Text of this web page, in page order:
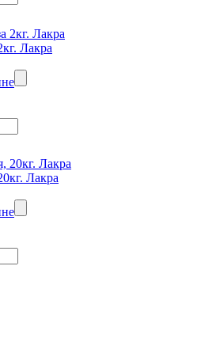
Лакра
Лакра